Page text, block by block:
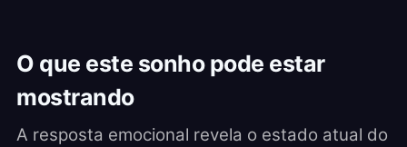
O que este sonho pode estar
mostrando
A resposta emocional revela o estado atual do